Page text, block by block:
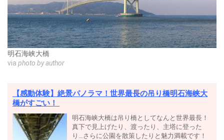
明石海峡大橋
via photo by author
【感動体験】絶景パノラマ！世界最長の吊り橋明石海峡大
橋がすごい！
明石海峡大橋は吊り橋としてなんと世界最長！
真下で見上げたり、渡ったり、主塔に登った
り…さらに公園を散策したりと魅力満載です！